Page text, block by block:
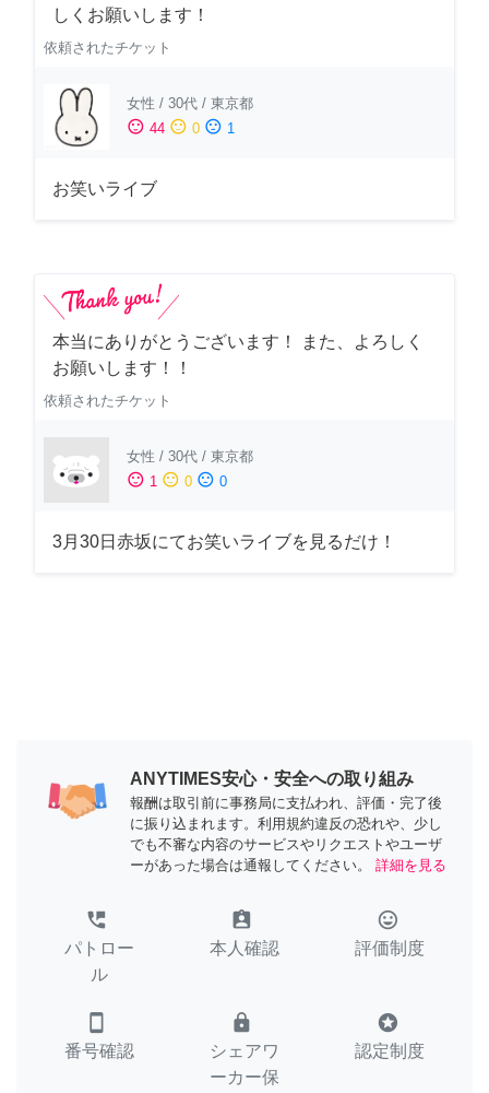
しくお願いします！
依頼されたチケット
女性 / 30代 / 東京都
sentiment_satisfied 44 sentiment_neutral 0 sentiment_dissatisfied 1
お笑いライブ
本当にありがとうございます！ また、よろしく
お願いします！！
依頼されたチケット
女性 / 30代 / 東京都
sentiment_satisfied 1 sentiment_neutral 0 sentiment_dissatisfied 0
3月30日赤坂にてお笑いライブを見るだけ！
ANYTIMES安心・安全への取り組み
報酬は取引前に事務局に支払われ、評価・完了後
に振り込まれます。利用規約違反の恐れや、少し
でも不審な内容のサービスやリクエストやユーザ
ーがあった場合は通報してください。
詳細を見る
perm_phone_msg
パトロー
ル
assignment_ind
本人確認
tag_faces
評価制度
smartphone
番号確認
lock
シェアワ
ーカー保
stars
認定制度